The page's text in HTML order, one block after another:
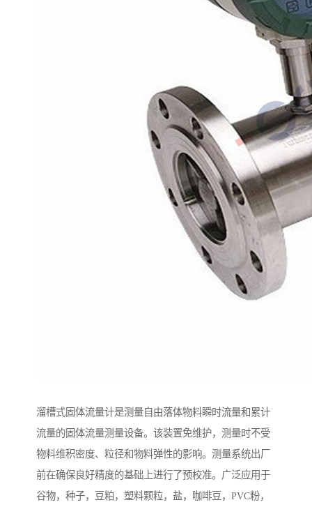
溜槽式固体流量计是测量自由落体物料瞬时流量和累计
流量的固体流量测量设备。该装置免维护，测量时不受
物料维积密度、粒径和物料弹性的影响。测量系统出厂
前在确保良好精度的基础上进行了预校准。广泛应用于
谷物，种子，豆粕，塑料颗粒，盐，咖啡豆，PVC粉，